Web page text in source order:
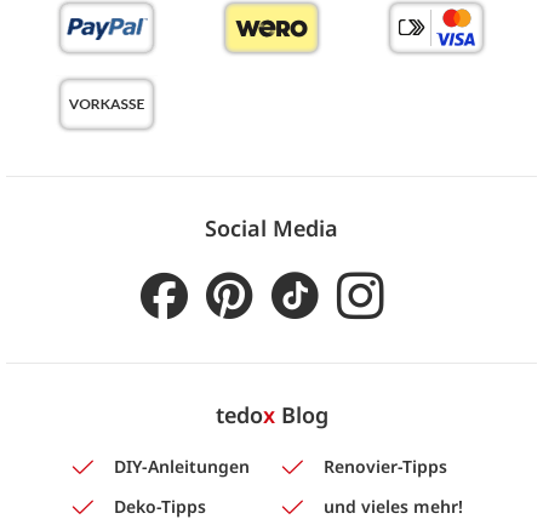
Social Media
tedoxBlog
DIY-Anleitungen
Renovier-Tipps
Deko-Tipps
und vieles mehr!